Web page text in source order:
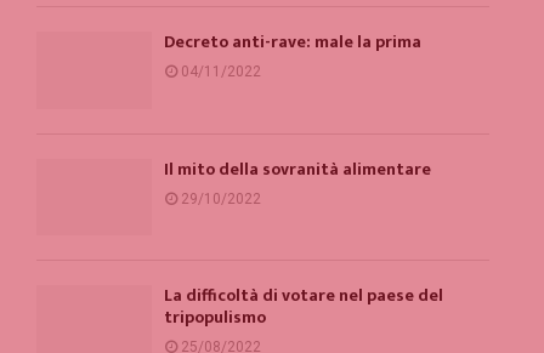
Decreto anti-rave: male la prima
04/11/2022
Il mito della sovranità alimentare
29/10/2022
La difficoltà di votare nel paese del
tripopulismo
25/08/2022